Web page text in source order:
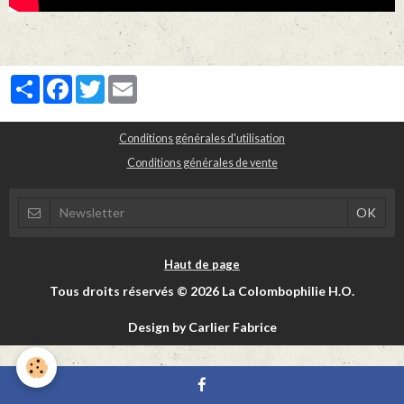
PartagerFacebook
Twitter
Conditions générales d'utilisation
Conditions générales de vente
Haut de page
Tous droits réservés © 2026 La Colombophilie H.O.
Design by Carlier Fabrice